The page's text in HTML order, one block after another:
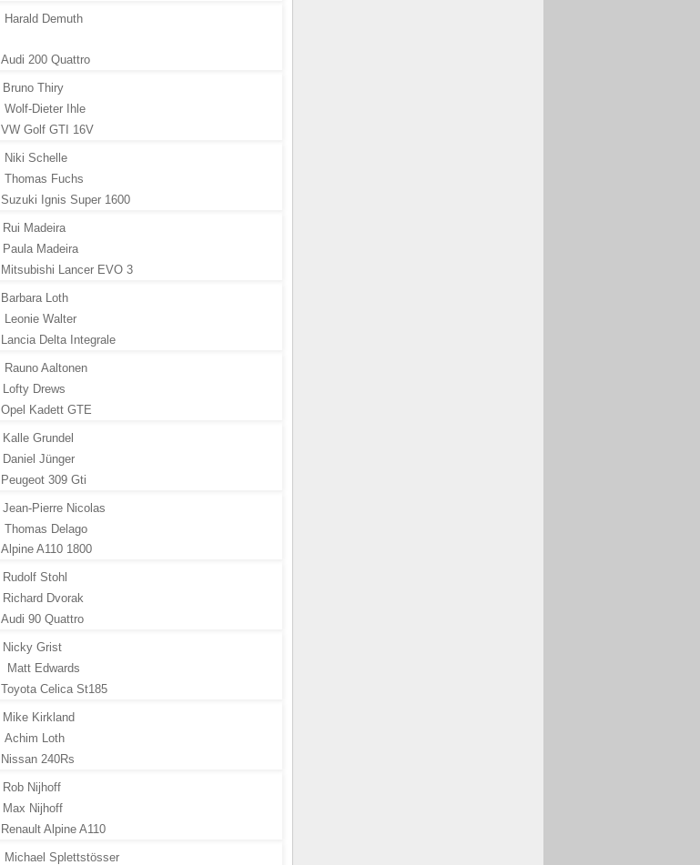
Harald Demuth
Audi 200 Quattro
Bruno Thiry
Wolf-Dieter Ihle
VW Golf GTI 16V
Niki Schelle
Thomas Fuchs
Suzuki Ignis Super 1600
Rui Madeira
Paula Madeira
Mitsubishi Lancer EVO 3
Barbara Loth
Leonie Walter
Lancia Delta Integrale
Rauno Aaltonen
Lofty Drews
Opel Kadett GTE
Kalle Grundel
Daniel Jünger
Peugeot 309 Gti
Jean-Pierre Nicolas
Thomas Delago
Alpine A110 1800
Rudolf Stohl
Richard Dvorak
Audi 90 Quattro
Nicky Grist
Matt Edwards
Toyota Celica St185
Mike Kirkland
Achim Loth
Nissan 240Rs
Rob Nijhoff
Max Nijhoff
Renault Alpine A110
Michael Splettstösser